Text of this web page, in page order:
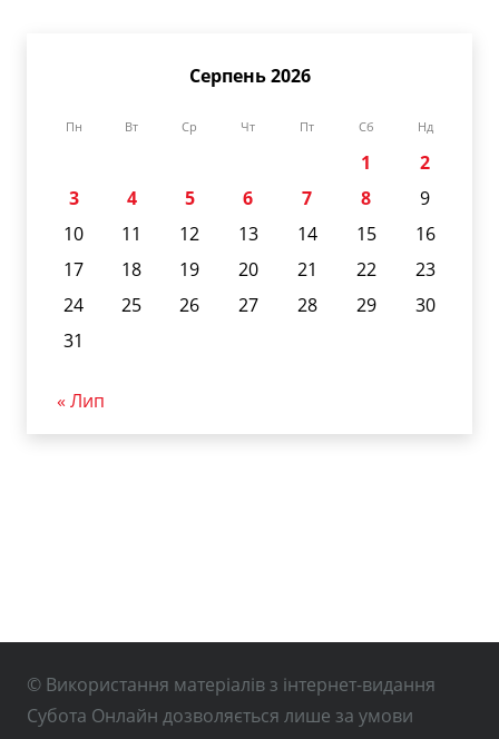
Серпень 2026
Пн Вт Ср Чт Пт Сб Нд
1
2
3
4 5 6 7 8
9
10
11 12 13 14 15
16
17
18 19 20 21 22
23
24
25 26 27 28 29
30
31
« Лип
© Використання матеріалів з інтернет-видання
Субота Онлайн дозволяється лише за умови